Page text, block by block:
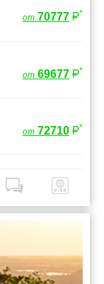
от 70777 *
от 69677 *
от 72710 *